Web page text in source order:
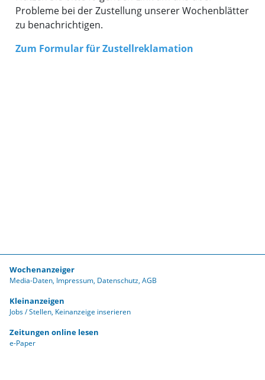
Probleme bei der Zustellung unserer Wochenblätter
zu benachrichtigen.
Zum Formular für Zustellreklamation
Wochenanzeiger
Media-Daten Impressum Datenschutz AGB
Kleinanzeigen
Jobs / Stellen Keinanzeige inserieren
Zeitungen online lesen
e-Paper